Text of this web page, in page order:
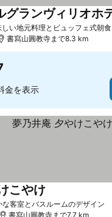
しい地元料理とビュッフェ式朝食
書寫山圓教寺まで8.3 km
金を表示
な客室とバスルームのデザイン
こやけ
書寫山圓教寺まで7.7 km